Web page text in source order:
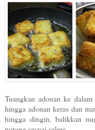
Tuangkan adonan ke
hingga adonan keras dan
hingga dingin, balikkan